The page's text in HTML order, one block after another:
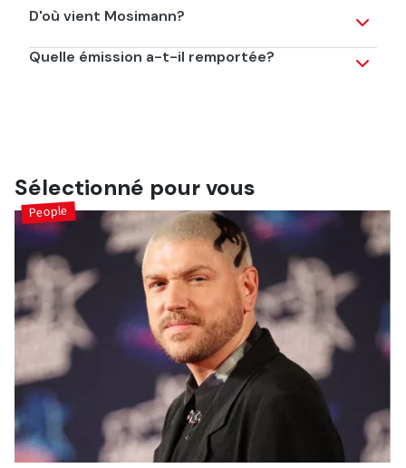
D'où vient Mosimann?
Eh non, il n'est pas Français! Mosimann est originaire de
Quelle émission a-t-il remportée?
Sélectionné pour vous
People